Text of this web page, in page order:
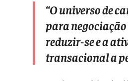
“O universo de
para
reduzir-se e a
transacional a